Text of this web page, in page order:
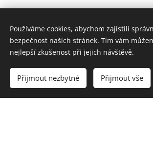
Používáme cookies, abychom zajistili
bezpečnost našich stránek. Tím vám
nejlepší zkušenost při jejich návštěvě.
Přijmout nezbytné Přijmout vše